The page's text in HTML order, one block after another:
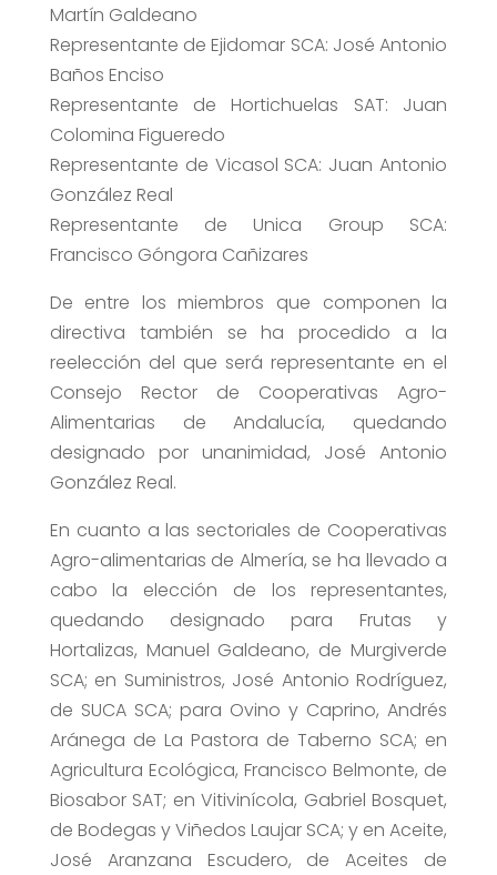
Martín Galdeano
Representante de Ejidomar SCA: José Antonio
Baños Enciso
Representante de Hortichuelas SAT: Juan
Colomina Figueredo
Representante de Vicasol SCA: Juan Antonio
González Real
Representante de Unica Group SCA:
Francisco Góngora Cañizares
De entre los miembros que componen la
directiva también se ha procedido a la
reelección del que será representante en el
Consejo Rector de Cooperativas Agro-
Alimentarias de Andalucía, quedando
designado por unanimidad, José Antonio
González Real.
En cuanto a las sectoriales de Cooperativas
Agro-alimentarias de Almería, se ha llevado a
cabo la elección de los representantes,
quedando designado para Frutas y
Hortalizas, Manuel Galdeano, de Murgiverde
SCA; en Suministros, José Antonio Rodríguez,
de SUCA SCA; para Ovino y Caprino, Andrés
Aránega de La Pastora de Taberno SCA; en
Agricultura Ecológica, Francisco Belmonte, de
Biosabor SAT; en Vitivinícola, Gabriel Bosquet,
de Bodegas y Viñedos Laujar SCA; y en Aceite,
José Aranzana Escudero, de Aceites de